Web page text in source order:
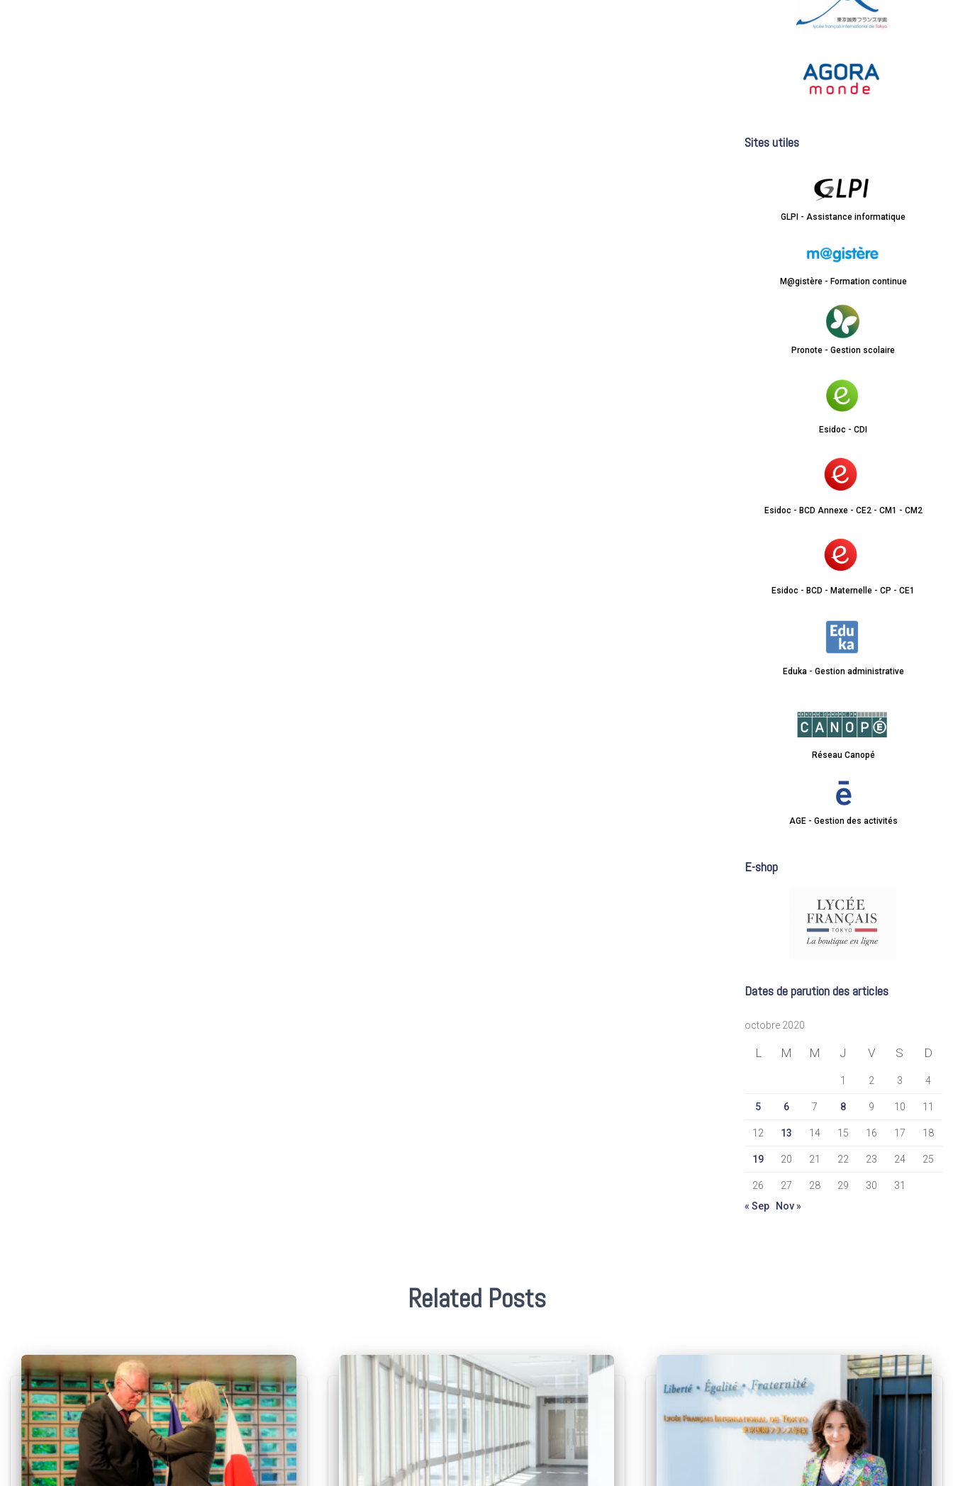
Sites utiles
GLPI - Assistance informatique
M@gistère - Formation continue
Pronote - Gestion scolaire
Esidoc - CDI
Esidoc - BCD Annexe - CE2 - CM1 - CM2
Esidoc - BCD - Maternelle - CP - CE1
Eduka - Gestion administrative
Réseau Canopé
AGE - Gestion des activités
E-shop
Dates de parution des articles
octobre 2020
L M M J V S D
1 2 3 4
5 6 7 8 9 10 11
12 13 14 15 16 17 18
19 20 21 22 23 24 25
26 27 28 29 30
31
« Sep
Nov »
Related Posts